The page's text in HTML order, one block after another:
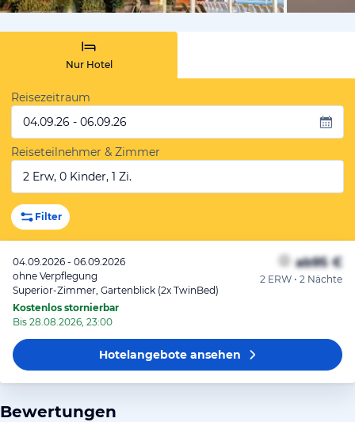
Nur Hotel
Reisezeitraum
04.09.26 - 06.09.26
Reiseteilnehmer & Zimmer
2 Erw, 0 Kinder, 1 Zi.
Filter
04.09.2026 - 06.09.2026
ohne Verpflegung
Superior-Zimmer, Gartenblick (2x TwinBed)
Kostenlos stornierbar
Bis 28.08.2026, 23:00
ab95 €
2 ERW • 2 Nächte
Hotelangeboteansehen
Bewertungen